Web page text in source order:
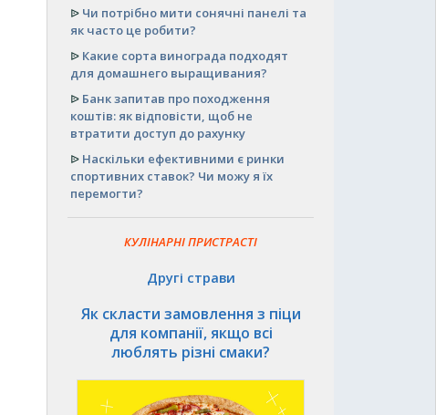
ᐉ Чи потрібно мити сонячні панелі та
як часто це робити?
ᐉ Какие сорта винограда подходят
для домашнего выращивания?
ᐉ Банк запитав про походження
коштів: як відповісти, щоб не
втратити доступ до рахунку
ᐉ Наскільки ефективними є ринки
спортивних ставок? Чи можу я їх
перемогти?
КУЛІНАРНІ ПРИСТРАСТІ
Другі страви
Як скласти замовлення з піци
для компанії, якщо всі
люблять різні смаки?